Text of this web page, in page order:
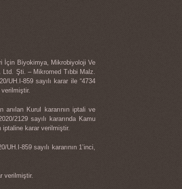
İçin Biyokimya, Mikrobiyoloji Ve
Ltd. Şti. – Mikromed Tıbbi Malz.
UH.I-859 sayılı karar ile “4734
verilmiştir.
Kurul kararının iptali ve
2129 sayılı kararında Kamu
iptaline karar verilmiştir.
859 sayılı kararının 1’inci,
verilmiştir.